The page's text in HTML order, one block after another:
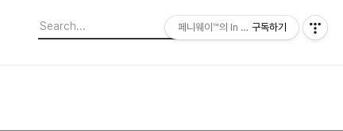
페니웨이™의 In This Film
구독하기